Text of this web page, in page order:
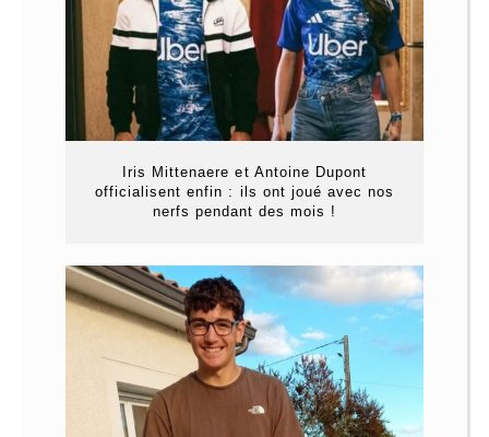
Iris Mittenaere et Antoine Dupont
officialisent enfin : ils ont joué avec nos
nerfs pendant des mois !